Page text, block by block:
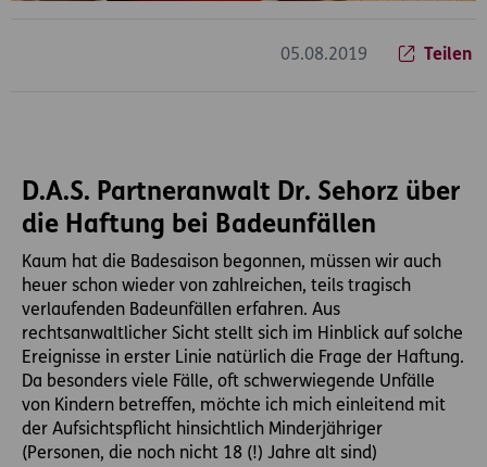
05.08.2019 Teilen
D.A.S. Partneranwalt Dr. Sehorz über
die Haftung bei Badeunfällen
Kaum hat die Badesaison begonnen, müssen wir auch
heuer schon wieder von zahlreichen, teils tragisch
verlaufenden Badeunfällen erfahren. Aus
rechtsanwaltlicher Sicht stellt sich im Hinblick auf solche
Ereignisse in erster Linie natürlich die Frage der Haftung.
Da besonders viele Fälle, oft schwerwiegende Unfälle
von Kindern betreffen, möchte ich mich einleitend mit
der Aufsichtspflicht hinsichtlich Minderjähriger
(Personen, die noch nicht 18 (!) Jahre alt sind)